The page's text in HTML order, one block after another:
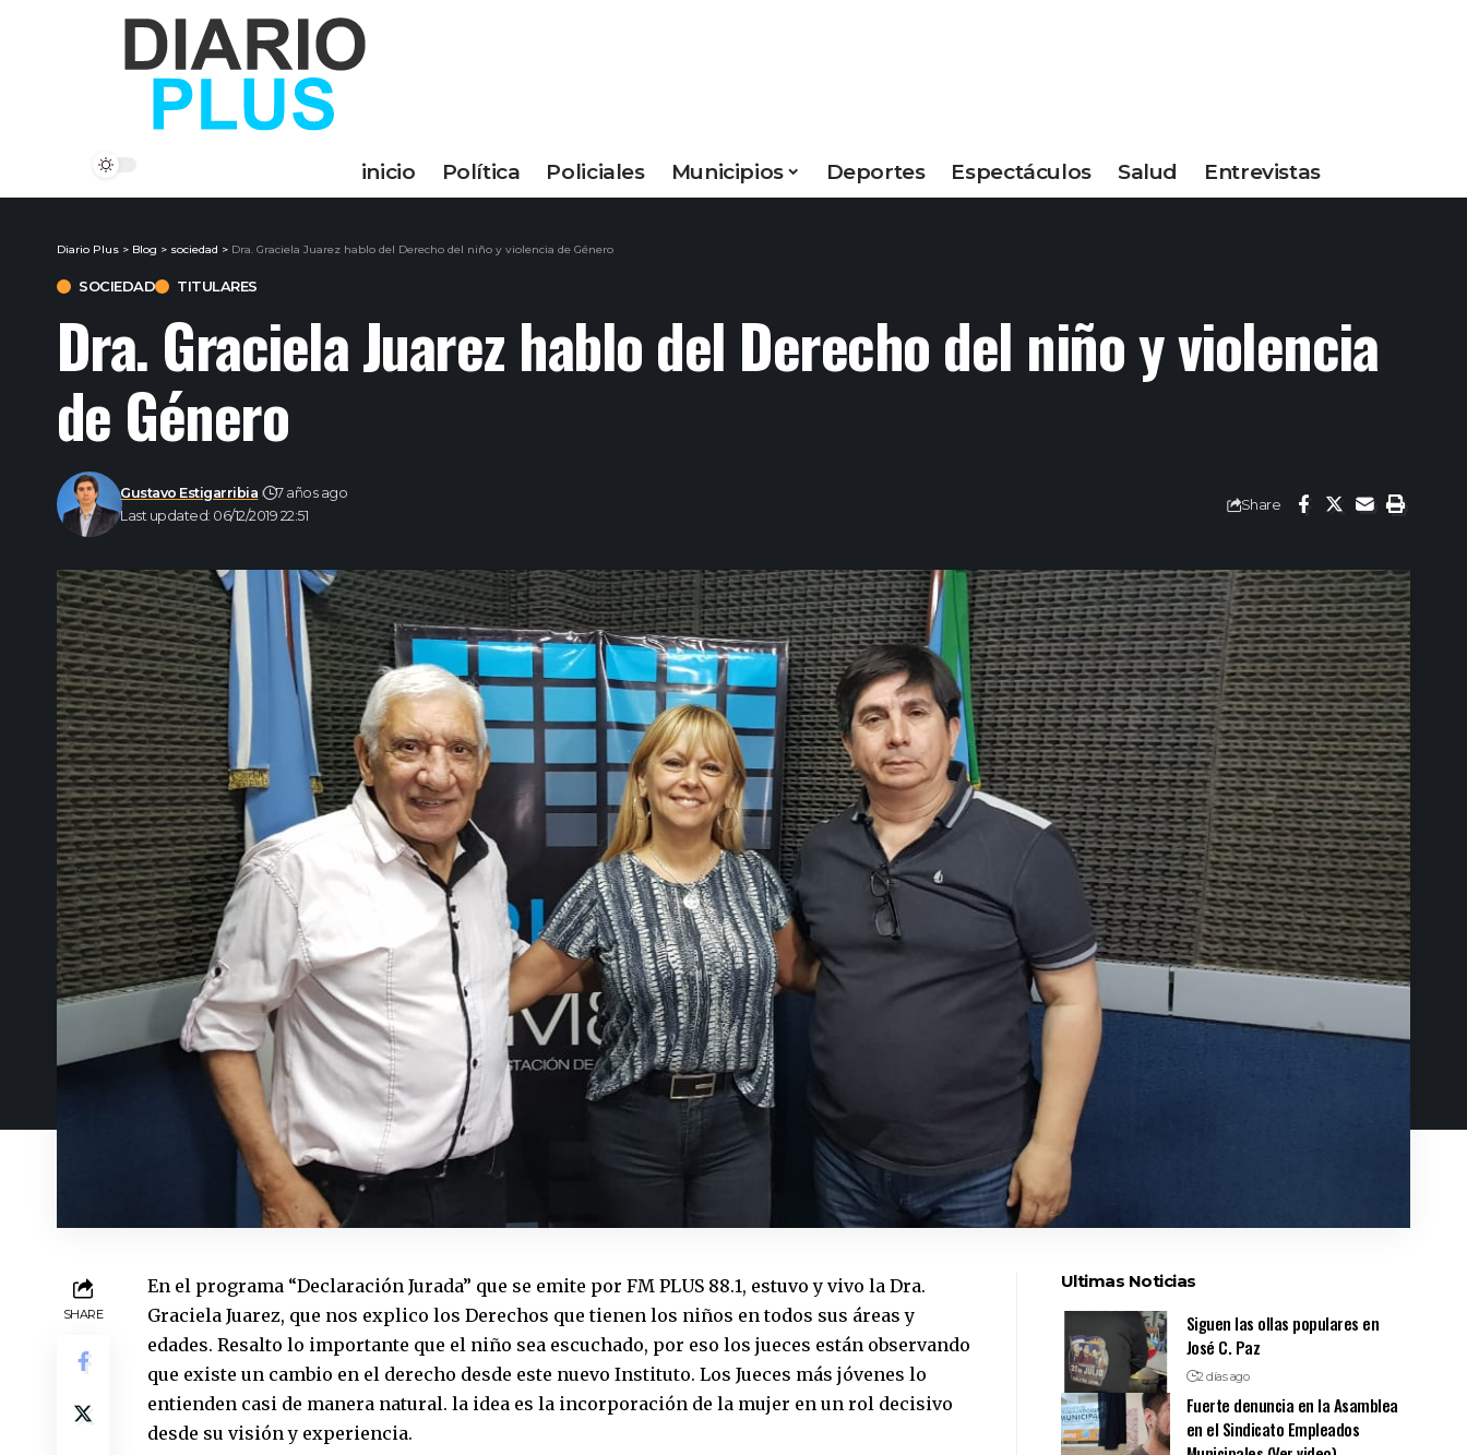
inicio Política Policiales Municipios Deportes Espectáculos Salud Entrevistas
Diario Plus > Blog > sociedad > Dra. Graciela Juarez hablo del Derecho del niño y violencia de Género
SOCIEDAD TITULARES
Dra. Graciela Juarez hablo del Derecho del niño y violencia
de Género
Last updated: 06/12/2019 22:51
Gustavo Estigarribia 7 años ago
Share
SHARE
En el programa “Declaración Jurada” que se emite por FM PLUS 88.1, estuvo y vivo la Dra.
Graciela Juarez, que nos explico los Derechos que tienen los niños en todos sus áreas y
edades. Resalto lo importante que el niño sea escuchado, por eso los jueces están observando
que existe un cambio en el derecho desde este nuevo Instituto. Los Jueces más jóvenes lo
entienden casi de manera natural. la idea es la incorporación de la mujer en un rol decisivo
desde su visión y experiencia.
Ultimas Noticias
Siguen las ollas populares en
José C. Paz
2 días ago
Fuerte denuncia en la Asamblea
en el Sindicato Empleados